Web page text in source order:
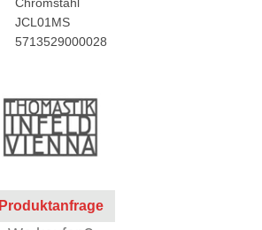
JCL01MS
5713529000028
Produktanfrage